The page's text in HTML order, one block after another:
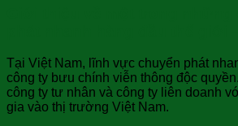
Tại Việt Nam, lĩnh vực chuyển phát
công ty bưu chính viễn thông độc
công ty tư nhân và công ty liên doanh
gia vào thị trường Việt Nam.